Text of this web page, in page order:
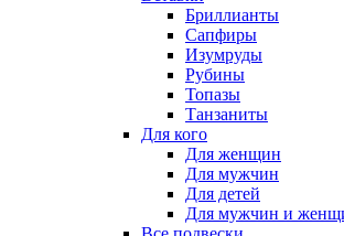
Бриллианты
Сапфиры
Изумруды
Рубины
Топазы
Танзаниты
Для кого
Для женщин
Для мужчин
Для детей
Для мужчин и